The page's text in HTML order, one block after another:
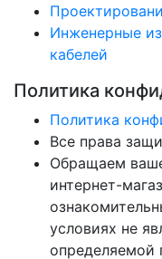
Инженерные
кабелей
Политика
Политика
Все права
Обращаем
интернет-
условиях не
определяемой